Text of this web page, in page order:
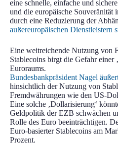
eine schnelle, einfache und
und die europäische Souveränität
durch eine Reduzierung der
außereuropäischen Dienstleistern
Eine weitreichende Nutzung von
Stablecoins birgt die Gefahr einer
Euroraums.
Bundesbankpräsident Nagel
hinsichtlich der Nutzung von
Fremdwährungen wie den US-
Eine solche ‚Dollarisierung‘
Geldpolitik der EZB schwächen
Rolle des Euro beeinträchtigen.
Euro-basierter Stablecoins am
Prozent.